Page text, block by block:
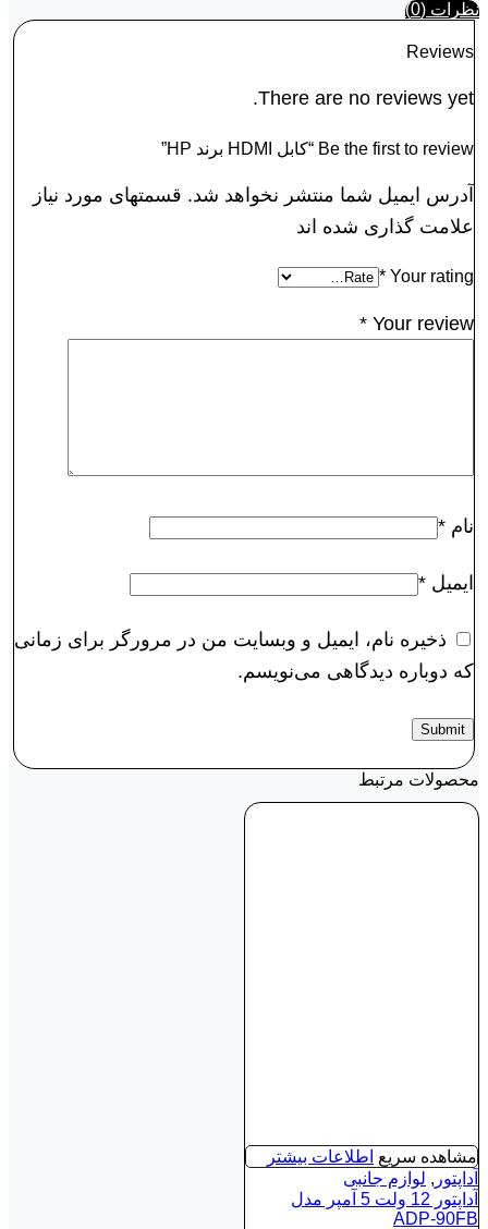
نظرات (0)
Reviews
There are no reviews yet.
Be the first to review “کابل HDMI برند HP”
آدرس ایمیل شما منتشر نخواهد شد. قسمتهای مورد نیاز
علامت گذاری شده اند
Your rating
*
Your review
*
نام *
ایمیل *
ذخیره نام، ایمیل و وبسایت من در مرورگر برای زمانی
که دوباره دیدگاهی می‌نویسم.
محصولات مرتبط
مشاهده سریع اطلاعات بیشتر
آداپتور , لوازم جانبی
آداپتور 12 ولت 5‌ آمپر مدل
ADP-90FB